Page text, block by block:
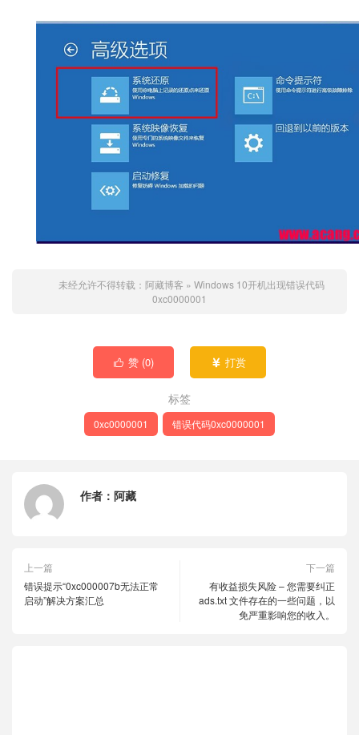
未经允许不得转载： 阿藏博客 » Windows 10开机出现错误代码
0xc0000001
 赞 (0)  打赏
标签
0xc0000001 错误代码0xc0000001
作者： 阿藏
上一篇
错误提示“0xc000007b无法正常
启动”解决方案汇总
下一篇
有收益损失风险 – 您需要纠正
ads.txt 文件存在的一些问题，以
免严重影响您的收入。